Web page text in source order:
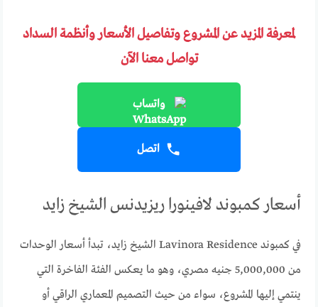
لمعرفة المزيد عن المشروع وتفاصيل الأسعار وأنظمة السداد
تواصل معنا الآن
واتساب
اتصل
أسعار كمبوند لافينورا ريزيدنس الشيخ زايد
في كمبوند Lavinora Residence الشيخ زايد، تبدأ أسعار الوحدات
من 5,000,000 جنيه مصري، وهو ما يعكس الفئة الفاخرة التي
ينتمي إليها المشروع، سواء من حيث التصميم المعماري الراقي أو